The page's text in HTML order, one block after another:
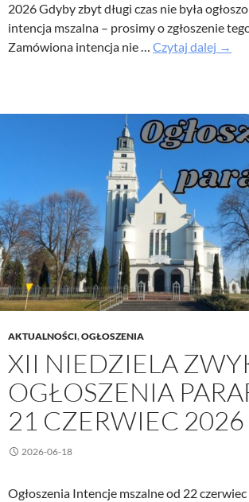
2026 Gdyby zbyt długi czas nie była
intencja mszalna – prosimy o zgłoszenie
Zamówiona intencja nie … Czytaj dalej XIII
2026
→
AKTUALNOŚCI,OGŁOSZENIA
XII NIEDZIELA
OGŁOSZENIA
21 CZERWIEC 2026
2026-06-18
Ogłoszenia Intencje mszalne od 22